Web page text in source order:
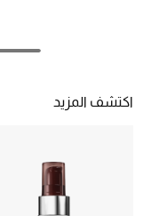
جميع إصدارتنا النسائية
تشكيلة المناسبات للنساء
الملابس الرياضية النسائية
اكتشف المزيد